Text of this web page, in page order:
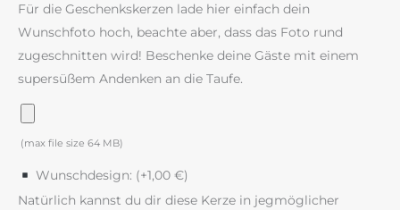
Für die Geschenkskerzen lade hier einfach dein
Wunschfoto hoch, beachte aber, dass das Foto rund
zugeschnitten wird! Beschenke deine Gäste mit einem
supersüßem Andenken an die Taufe.
(max file size 64 MB)
Wunschdesign: (+1,00 €)
Natürlich kannst du dir diese Kerze in jegmöglicher